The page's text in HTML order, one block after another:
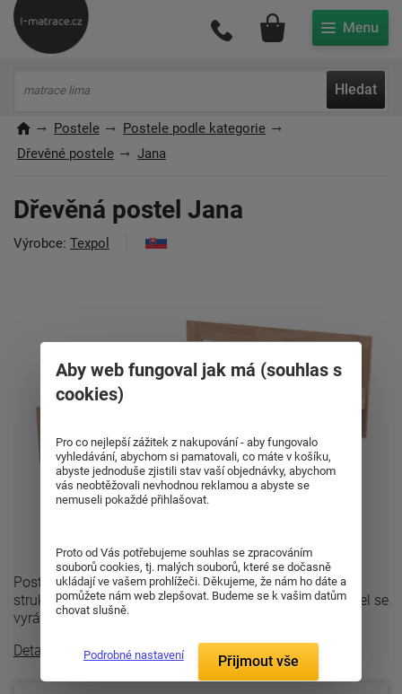
Hledat
Můj účet
Postele
Postele podle kategorie
Dřevěné postele
Jana
Dřevěná postel Jana
Výrobce: Texpol
Postel se vyrábí v provedení buk-cink nebo dub se
strukturou dřeva moderního parketového designu. Postel se
vyrábí z bukového nebo dubového ...
Detailní popis
Aby web fungoval jak má (souhlas s
cookies)
Pro co nejlepší zážitek z nakupování - aby fungovalo
vyhledávání, abychom si pamatovali, co máte v košíku,
abyste jednoduše zjistili stav vaší objednávky, abychom
vás neobtěžovali nevhodnou reklamou a abyste se
nemuseli pokaždé přihlašovat.
Proto od Vás potřebujeme souhlas se zpracováním
souborů cookies, tj. malých souborů, které se dočasně
ukládají ve vašem prohlížeči. Děkujeme, že nám ho dáte a
pomůžete nám web zlepšovat. Budeme se k vašim datům
chovat slušně.
Podrobné nastavení Přijmout vše